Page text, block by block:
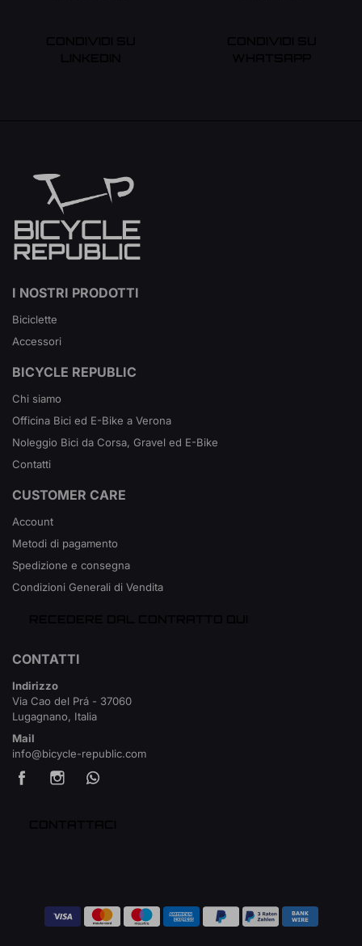
I NOSTRI PRODOTTI
Biciclette
Accessori
BICYCLE REPUBLIC
Chi siamo
Officina Bici ed E-Bike a Verona
Noleggio Bici da Corsa, Gravel ed E-Bike
Contatti
CUSTOMER CARE
Account
Metodi di pagamento
Spedizione e consegna
Condizioni Generali di Vendita
CONTATTI
Indirizzo
Via Cao del Prá - 37060
Lugagnano, Italia
Mail
info@bicycle-republic.com